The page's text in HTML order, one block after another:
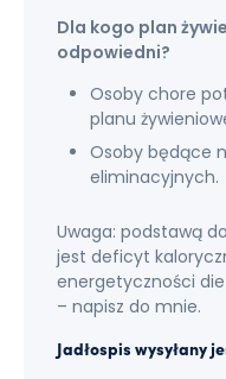
Dla kogo plan
odpowiedni?
Osoby chore
planu
Osoby będące
eliminacyjnych.
Uwaga: podstawą
jest deficyt
energetyczności
– napisz do mnie.
Jadłospis wysyłany